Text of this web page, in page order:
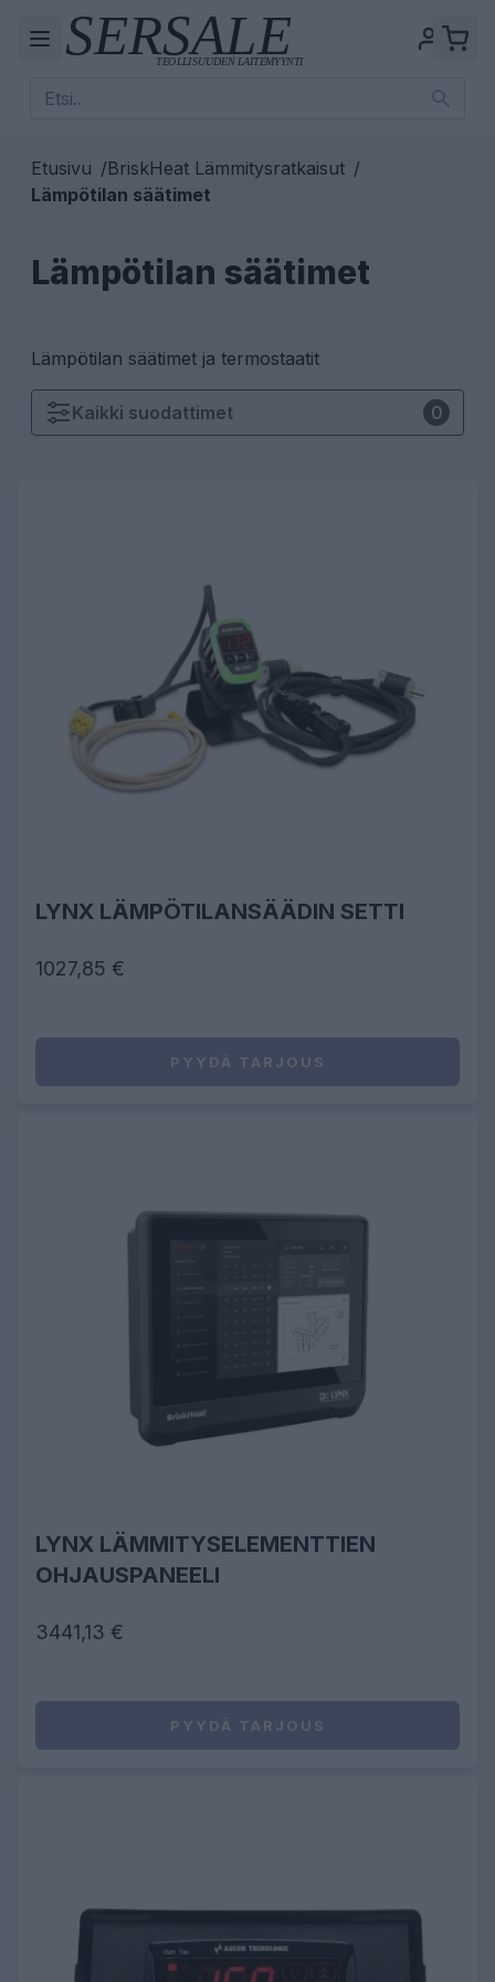
Etusivu /BriskHeat Lämmitysratkaisut /
Lämpötilan säätimet
Lämpötilan säätimet
Lämpötilan säätimet ja termostaatit
Kaikki suodattimet 0
LYNX LÄMPÖTILANSÄÄDIN SETTI
1027,85 €
PYYDÄ TARJOUS
LYNX LÄMMITYSELEMENTTIEN
OHJAUSPANEELI
3441,13 €
PYYDÄ TARJOUS